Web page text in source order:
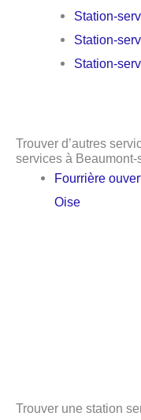
Station-
Station-
Station-
Trouver d’autres
services à Beaumont-
Fourrière
Oise
Trouver une station